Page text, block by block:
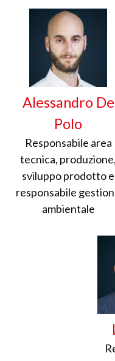
Alessandro De
Polo
Responsabile area
tecnica, produzione,
sviluppo prodotto e
responsabile
ambientale